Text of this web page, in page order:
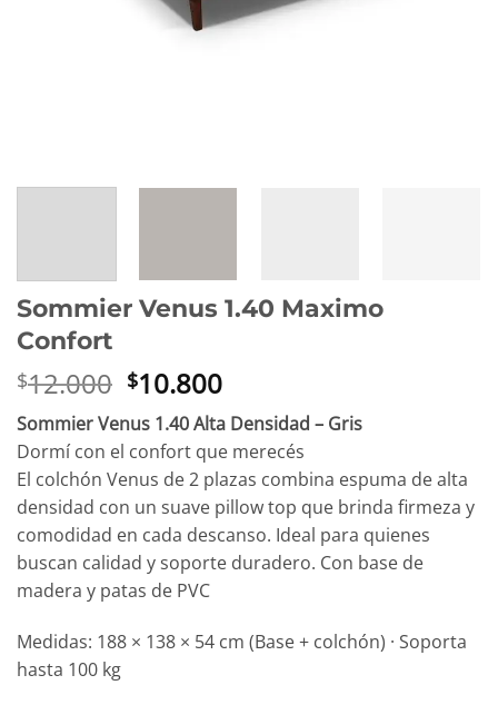
Sommier Venus 1.40 Maximo
Confort
$12.000 El
precio
original
era:
$12.000.
$10.800El
precio
actual
es:
$10.800.
Sommier Venus 1.40 Alta Densidad – Gris
Dormí con el confort que merecés
El colchón Venus de 2 plazas combina espuma de alta
densidad con un suave pillow top que brinda firmeza y
comodidad en cada descanso. Ideal para quienes
buscan calidad y soporte duradero. Con base de
madera y patas de PVC
Medidas: 188 × 138 × 54 cm (Base + colchón) · Soporta
hasta 100 kg